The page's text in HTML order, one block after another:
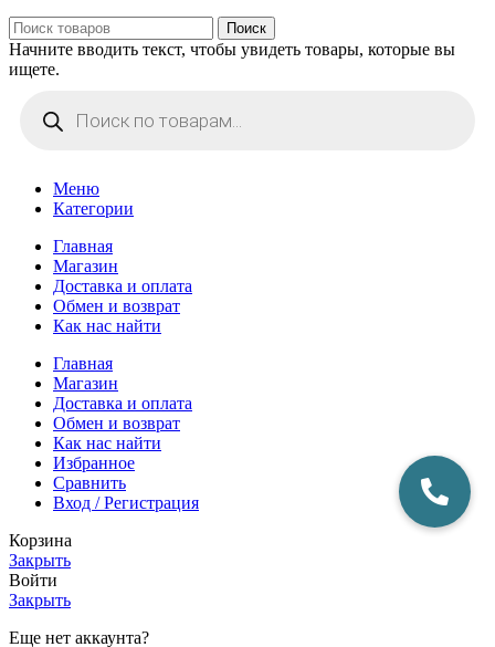
Поиск
Начните вводить текст, чтобы увидеть товары, которые вы
ищете.
товаров
Меню
Категории
Главная
Магазин
Доставка и оплата
Обмен и возврат
Как нас найти
Главная
Магазин
Доставка и оплата
Обмен и возврат
Как нас найти
Избранное
Сравнить
Вход / Регистрация
Корзина
Закрыть
Войти
Закрыть
Еще нет аккаунта?